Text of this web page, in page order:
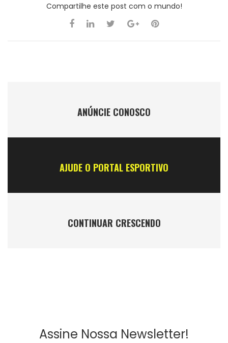
Compartilhe este post com o mundo!
ANÚNCIE CONOSCO
AJUDE O PORTAL ESPORTIVO
CONTINUAR CRESCENDO
Assine Nossa Newsletter!